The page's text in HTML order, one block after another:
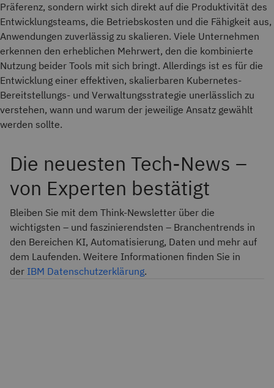
Präferenz, sondern wirkt sich direkt auf die Produktivität des
Entwicklungsteams, die Betriebskosten und die Fähigkeit aus,
Anwendungen zuverlässig zu skalieren. Viele Unternehmen
erkennen den erheblichen Mehrwert, den die kombinierte
Nutzung beider Tools mit sich bringt. Allerdings ist es für die
Entwicklung einer effektiven, skalierbaren Kubernetes-
Bereitstellungs- und Verwaltungsstrategie unerlässlich zu
verstehen, wann und warum der jeweilige Ansatz gewählt
werden sollte.
Die neuesten Tech-News –
von Experten bestätigt
Bleiben Sie mit dem Think-Newsletter über die
wichtigsten – und faszinierendsten – Branchentrends in
den Bereichen KI, Automatisierung, Daten und mehr auf
dem Laufenden. Weitere Informationen finden Sie in
der IBM Datenschutzerklärung.